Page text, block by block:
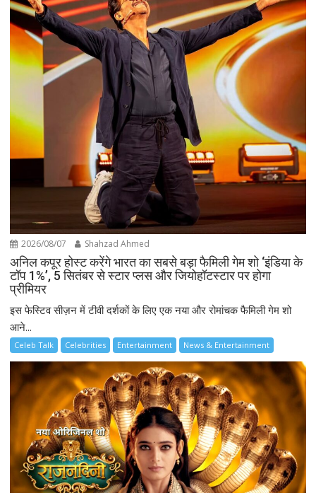
2026/08/07 Shahzad Ahmed
अनिल कपूर होस्ट करेंगे भारत का सबसे बड़ा फैमिली गेम शो ‘इंडिया के
टॉप 1%’, 5 सितंबर से स्टार प्लस और जियोहॉटस्टार पर होगा
प्रीमियर
इस फेस्टिव सीज़न में टीवी दर्शकों के लिए एक नया और रोमांचक फैमिली गेम शो
आने...
Celeb Talk Celebrities Entertainment News & Entertainment